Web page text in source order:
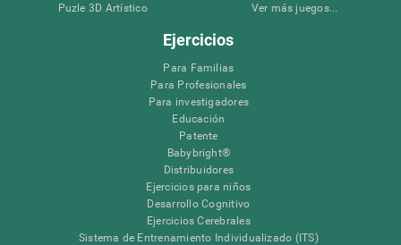
Puzle 3D Artístico
Ver más juegos...
Ejercicios
Para Familias
Para Profesionales
Para investigadores
Educación
Patente
Babybright®
Distribuidores
Ejercicios para niños
Desarrollo Cognitivo
Ejercicios Cerebrales
Sistema de Entrenamiento Individualizado (ITS)